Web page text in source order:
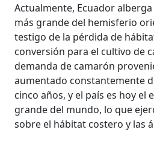
Actualmente, Ecuador
más grande del hemisferio
testigo de la pérdida de
conversión para el cultivo de
demanda de camarón
aumentado constantemente
cinco años, y el país es hoy el
grande del mundo, lo que
sobre el hábitat costero y las